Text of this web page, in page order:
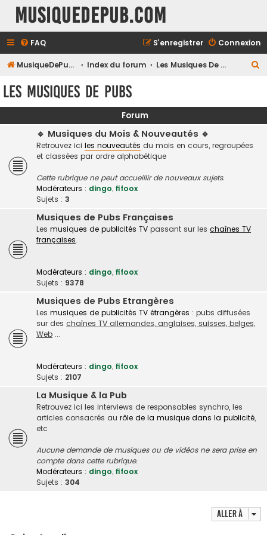
MusiqueDePub.com
FAQ Connexion
S’enregistrer
MusiqueDePub.com Index du forum Les Musiques De Pubs
e
Les Musiques De Pubs
Forum
🔹 Musiques du Mois & Nouveautés 🔹
Retrouvez ici les nouveautés du mois en cours, regroupées
et classées par ordre alphabétique
Cette rubrique ne peut accueillir de nouveaux sujets.
Modérateurs : dingo, fifoox
Sujets : 3
Musiques de Pubs Françaises
Les musiques de publicités TV passant sur les chaînes TV
françaises.
Modérateurs : dingo, fifoox
Sujets : 9378
Musiques de Pubs Etrangères
Les musiques de publicités TV étrangères : pubs diffusées
sur des chaînes TV allemandes, anglaises, suisses, belges,
Web ...
Modérateurs : dingo, fifoox
Sujets : 2107
La Musique & la Pub
Retrouvez ici les interviews de responsables synchro, les
articles consacrés au rôle de la musique dans la publicité,
etc
Aucune demande de musiques ou de vidéos ne sera prise en
compte dans cette rubrique.
Modérateurs : dingo, fifoox
Sujets : 304
Aller à